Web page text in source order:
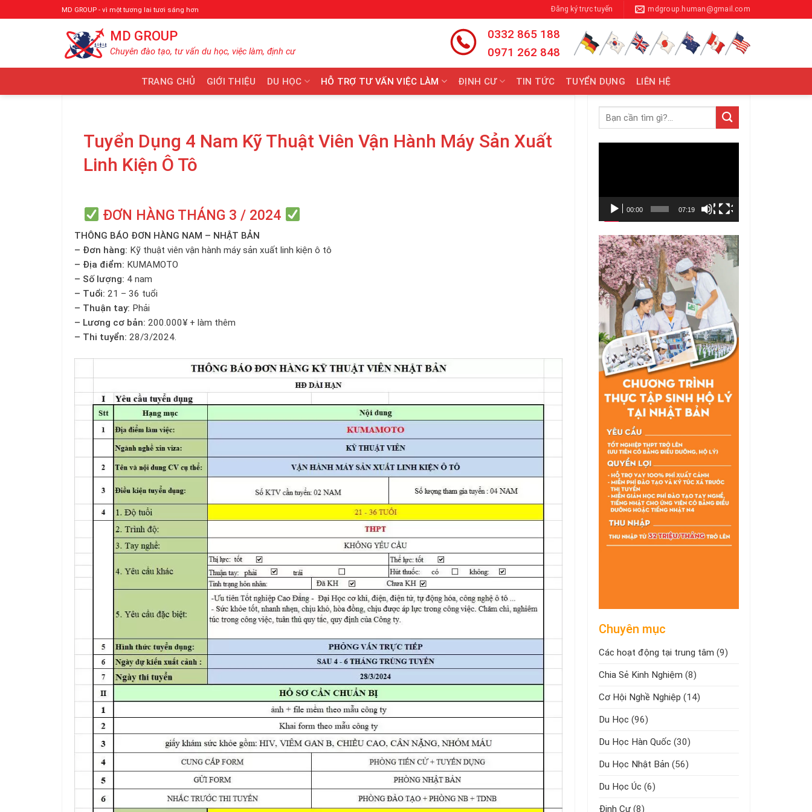
qua
MD GROUP - vì một tương lai tươi sáng hơn Đăng ký trực tuyến mdgroup.human@gmail.com
MD GROUP
Chuyên đào tạo, tư vấn du học, việc làm, định cư
0332 865 188
0971 262 848
TRANG CHỦ GIỚI THIỆU DU HỌC HỖ TRỢ TƯ VẤN VIỆC LÀM ĐỊNH CƯ TIN TỨC TUYỂN DỤNG LIÊN HỆ
Tuyển Dụng 4 Nam Kỹ Thuật Viên Vận Hành Máy Sản Xuất
Linh Kiện Ô Tô
ĐƠN HÀNG THÁNG 3 / 2024
THÔNG BÁO ĐƠN HÀNG NAM – NHẬT BẢN
– Đơn hàng: Kỹ thuật viên vận hành máy sản xuất linh kiện ô tô
– Địa điểm: KUMAMOTO
– Số lượng: 4 nam
– Tuổi: 21 – 36 tuổi
– Thuận tay: Phải
– Lương cơ bản: 200.000¥ + làm thêm
– Thi tuyển: 28/3/2024.
00:00 07:19
Chuyên mục
Các hoạt động tại trung tâm (9)
Chia Sẻ Kinh Nghiệm (8)
Cơ Hội Nghề Nghiệp (14)
Du Học (96)
Du Học Hàn Quốc (30)
Du Học Nhật Bản (56)
Du Học Úc (6)
Định Cư (8)